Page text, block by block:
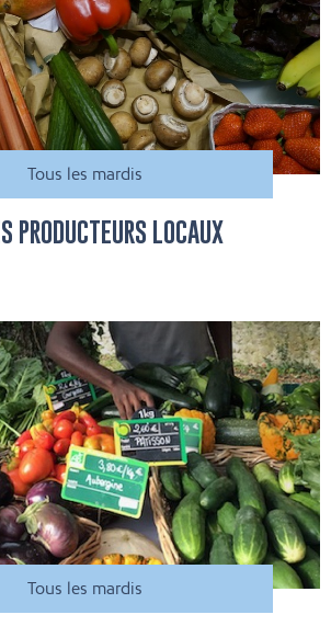
Tous les mardis
PRODUCTEURS LOCAUX
Tous les mardis